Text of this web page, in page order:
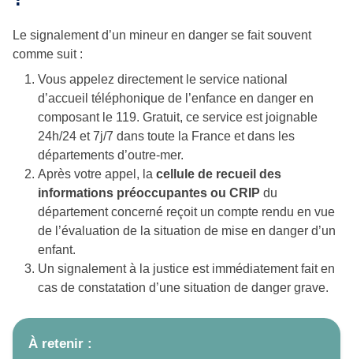
Le signalement d’un mineur en danger se fait souvent
comme suit :
Vous appelez directement le service national
d’accueil téléphonique de l’enfance en danger en
composant le 119. Gratuit, ce service est joignable
24h/24 et 7j/7 dans toute la France et dans les
départements d’outre-mer.
Après votre appel, la cellule de recueil des
informations préoccupantes ou CRIP du
département concerné reçoit un compte rendu en vue
de l’évaluation de la situation de mise en danger d’un
enfant.
Un signalement à la justice est immédiatement fait en
cas de constatation d’une situation de danger grave.
À retenir :